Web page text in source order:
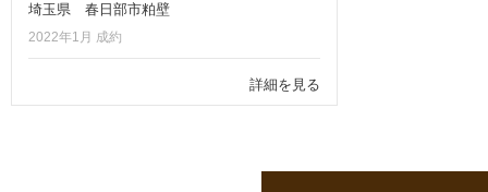
埼玉県 春日部市粕壁
2022年1月 成約
詳細を見る